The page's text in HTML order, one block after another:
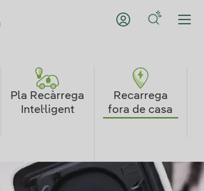
Pla Recàrrega
Intel·ligent
Recarrega
fora de casa